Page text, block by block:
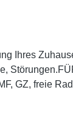
Ihres
GZ, freie